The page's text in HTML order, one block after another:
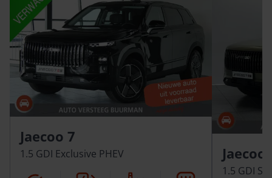
Jaecoo 7
1.5 GDI Exclusive PHEV Jaecoo
1.5 GDI